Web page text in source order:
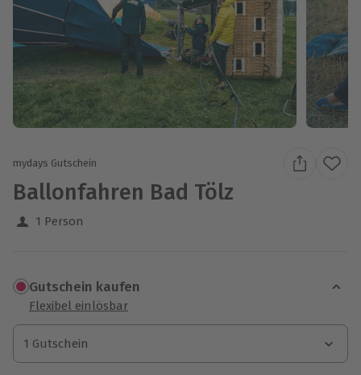
mydays Gutschein
Ballonfahren Bad Tölz
1 Person
Gutschein kaufen
Flexibel einlösbar
1 Gutschein
1 Gutschein
1 Gutschein